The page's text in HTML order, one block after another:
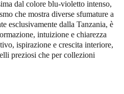
dal colore blu-violetto intenso,
che mostra diverse sfumature a
esclusivamente dalla Tanzania, è
intuizione e chiarezza
ispirazione e crescita interiore,
preziosi che per collezioni